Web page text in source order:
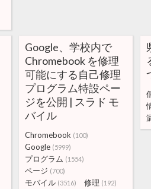
Google、学校内で
Chromebook を修理
可能にする自己修理
プログラム特設ペー
ジを公開 | スラド モ
バイル
Chromebook (100)
Google (5999)
プログラム (1554)
ページ (700)
モバイル (3516) 修理 (192)